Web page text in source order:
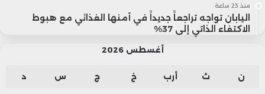
منذ 23 ساعة
اليابان تواجه تراجعاً جديداً في أمنها الغذائي مع هبوط
الاكتفاء الذاتي إلى 37%
أغسطس 2026
ن ث أرب خ ج س د